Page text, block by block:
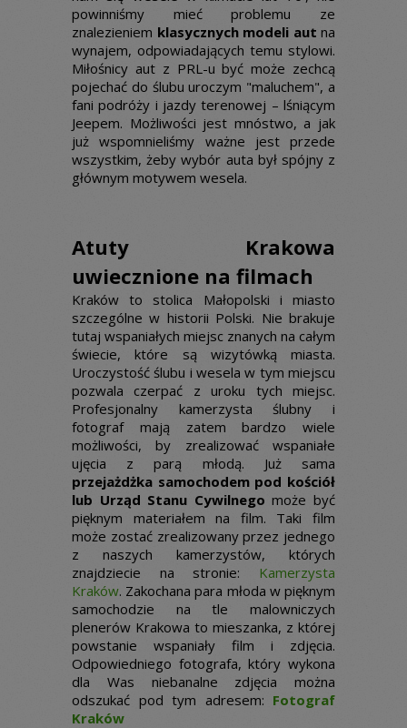
powinniśmy mieć problemu ze
znalezieniem klasycznych modeli aut na
wynajem, odpowiadających temu stylowi.
Miłośnicy aut z PRL-u być może zechcą
pojechać do ślubu uroczym "maluchem", a
fani podróży i jazdy terenowej – lśniącym
Jeepem. Możliwości jest mnóstwo, a jak
już wspomnieliśmy ważne jest przede
wszystkim, żeby wybór auta był spójny z
głównym motywem wesela.
Atuty Krakowa
uwiecznione na filmach
Kraków to stolica Małopolski i miasto
szczególne w historii Polski. Nie brakuje
tutaj wspaniałych miejsc znanych na całym
świecie, które są wizytówką miasta.
Uroczystość ślubu i wesela w tym miejscu
pozwala czerpać z uroku tych miejsc.
Profesjonalny kamerzysta ślubny i
fotograf mają zatem bardzo wiele
możliwości, by zrealizować wspaniałe
ujęcia z parą młodą. Już sama
przejażdżka samochodem pod kościół
lub Urząd Stanu Cywilnego może być
pięknym materiałem na film. Taki film
może zostać zrealizowany przez jednego
z naszych kamerzystów, których
znajdziecie na stronie: Kamerzysta
Kraków. Zakochana para młoda w pięknym
samochodzie na tle malowniczych
plenerów Krakowa to mieszanka, z której
powstanie wspaniały film i zdjęcia.
Odpowiedniego fotografa, który wykona
dla Was niebanalne zdjęcia można
odszukać pod tym adresem: Fotograf
Kraków